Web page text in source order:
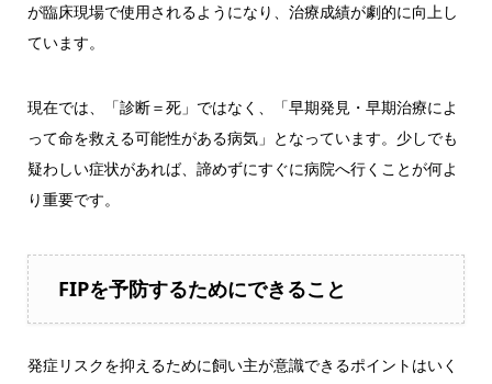
が臨床現場で使用されるようになり、治療成績が劇的に向上し
ています。
現在では、「診断＝死」ではなく、「早期発見・早期治療によ
って命を救える可能性がある病気」となっています。少しでも
疑わしい症状があれば、諦めずにすぐに病院へ行くことが何よ
り重要です。
FIPを予防するためにできること
発症リスクを抑えるために飼い主が意識できるポイントはいく